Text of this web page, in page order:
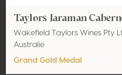
Taylors Jaraman
Wakefield Taylors Wines Pty
Australie
Grand Gold Medal